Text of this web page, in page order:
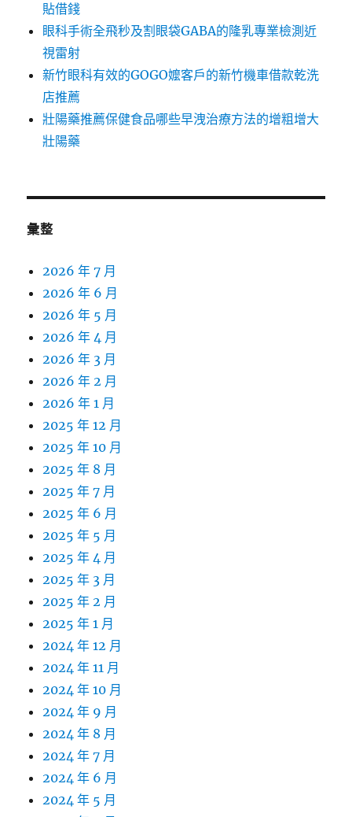
貼借錢
眼科手術全飛秒及割眼袋GABA的隆乳專業檢測近
視雷射
新竹眼科有效的GOGO嬤客戶的新竹機車借款乾洗
店推薦
壯陽藥推薦保健食品哪些早洩治療方法的增粗增大
壯陽藥
彙整
2026 年 7 月
2026 年 6 月
2026 年 5 月
2026 年 4 月
2026 年 3 月
2026 年 2 月
2026 年 1 月
2025 年 12 月
2025 年 10 月
2025 年 8 月
2025 年 7 月
2025 年 6 月
2025 年 5 月
2025 年 4 月
2025 年 3 月
2025 年 2 月
2025 年 1 月
2024 年 12 月
2024 年 11 月
2024 年 10 月
2024 年 9 月
2024 年 8 月
2024 年 7 月
2024 年 6 月
2024 年 5 月